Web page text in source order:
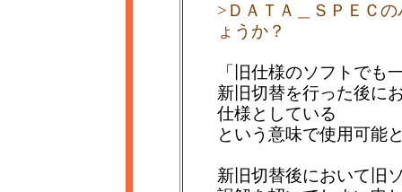
>ＤＡＴＡ＿ＳＰＥＣ
ょうか？
「旧仕様のソフトでも
新旧切替を行った後に
仕様としている
という意味で使用可能
新旧切替後において旧